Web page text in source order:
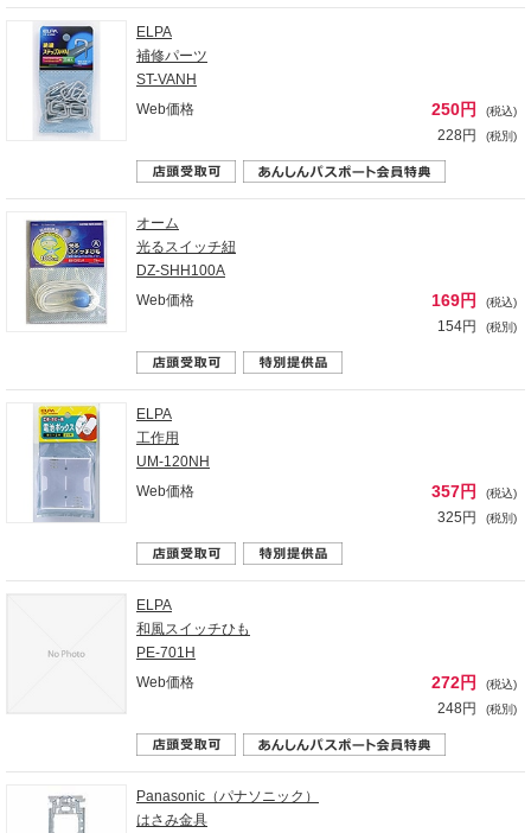
ELPA
補修パーツ
ST-VANH
Web価格
250円 (税込)
228円 (税別)
オーム
光るスイッチ紐
DZ-SHH100A
Web価格
169円 (税込)
154円 (税別)
ELPA
工作用
UM-120NH
Web価格
357円 (税込)
325円 (税別)
ELPA
和風スイッチひも
PE-701H
Web価格
272円 (税込)
248円 (税別)
Panasonic（パナソニック）
はさみ金具